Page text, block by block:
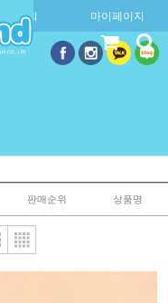
주문조회 마이페이지
판매순위 상품명